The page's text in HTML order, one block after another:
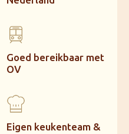
Goed bereikbaar met
OV
Eigen keukenteam &